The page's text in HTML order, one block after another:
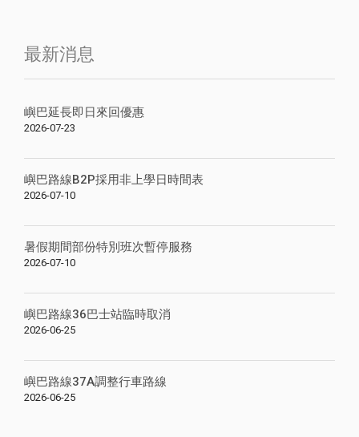
最新消息
嶼巴延長即日來回優惠
2026-07-23
嶼巴路線B2P採用非上學日時間表
2026-07-10
暑假期間部份特別班次暫停服務
2026-07-10
嶼巴路線36巴士站臨時取消
2026-06-25
嶼巴路線37A調整行車路線
2026-06-25